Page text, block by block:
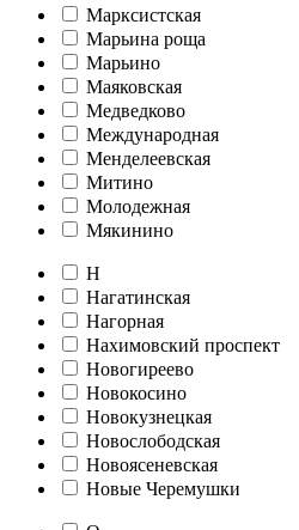
Марксистская
Марьина роща
Марьино
Маяковская
Медведково
Международная
Менделеевская
Митино
Молодежная
Мякинино
Н
Нагатинская
Нагорная
Нахимовский проспект
Новогиреево
Новокосино
Новокузнецкая
Новослободская
Новоясеневская
Новые Черемушки